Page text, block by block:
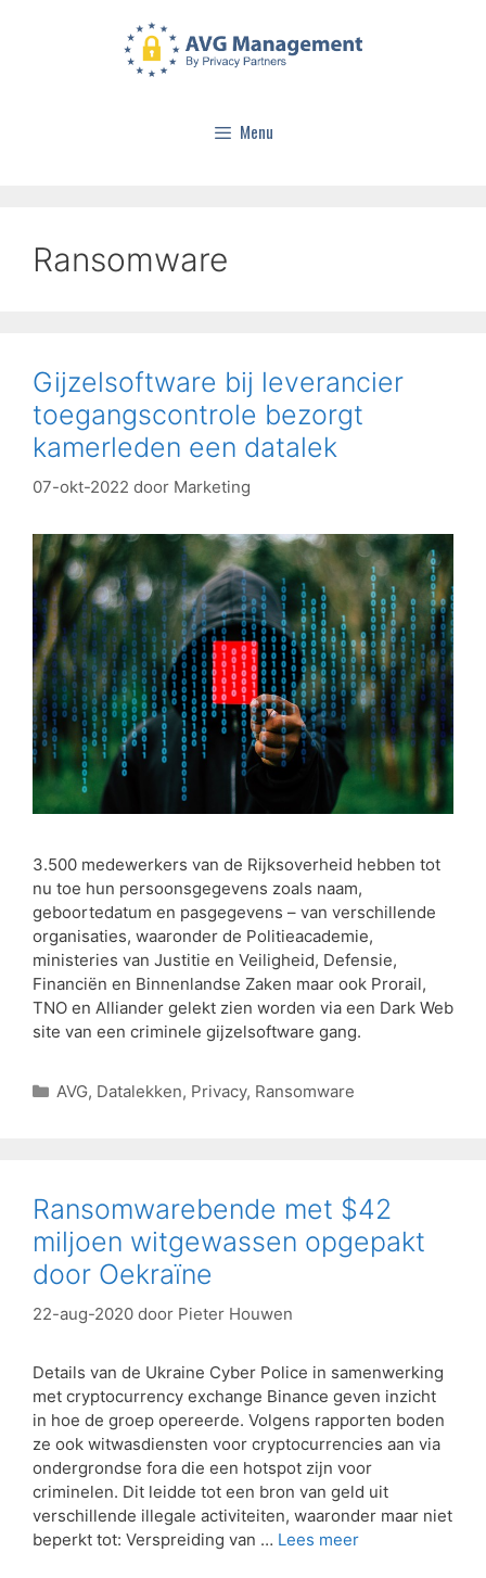
Menu
Ransomware
Gijzelsoftware bij leverancier
toegangscontrole bezorgt
kamerleden een datalek
07-okt-2022 door Marketing
3.500 medewerkers van de Rijksoverheid hebben tot
nu toe hun persoonsgegevens zoals naam,
geboortedatum en pasgegevens – van verschillende
organisaties, waaronder de Politieacademie,
ministeries van Justitie en Veiligheid, Defensie,
Financiën en Binnenlandse Zaken maar ook Prorail,
TNO en Alliander gelekt zien worden via een Dark Web
site van een criminele gijzelsoftware gang.
AVG, Datalekken, Privacy, Ransomware
Ransomwarebende met $42
miljoen witgewassen opgepakt
door Oekraïne
22-aug-2020 door Pieter Houwen
Details van de Ukraine Cyber Police in samenwerking
met cryptocurrency exchange Binance geven inzicht
in hoe de groep opereerde. Volgens rapporten boden
ze ook witwasdiensten voor cryptocurrencies aan via
ondergrondse fora die een hotspot zijn voor
criminelen. Dit leidde tot een bron van geld uit
verschillende illegale activiteiten, waaronder maar niet
beperkt tot: Verspreiding van … Lees meer